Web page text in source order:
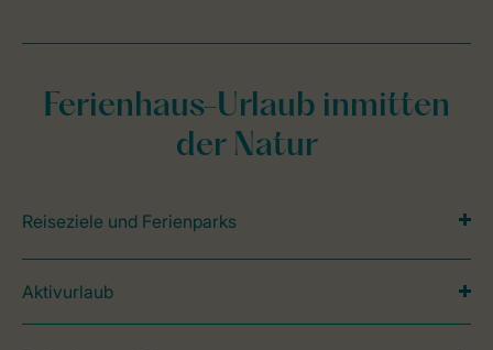
Ferienhaus-Urlaub inmitten
der Natur
Reiseziele und Ferienparks
Aktivurlaub